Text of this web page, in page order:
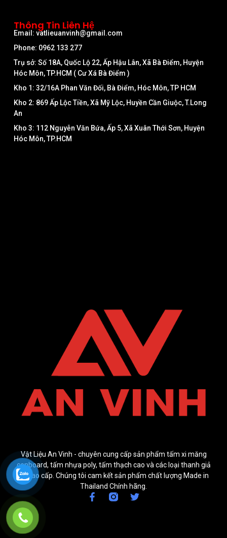
Vật Liệu An Vinh - chuyên cung cấp sản phẩm tấm xi măng
cenboard, tấm nhựa poly, tấm thạch cao và các loại thanh giả
gỗ cao cấp. Chúng tôi cam kết sản phẩm chất lượng Made in
Thailand Chính hãng.
Thông Tin Liên Hệ
Email: vatlieuanvinh@gmail.com
Phone: 0962 133 277
Trụ sở: Số 18A, Quốc Lộ 22, Ấp Hậu Lân, Xã Bà Điểm, Huyện
Hóc Môn, TP.HCM ( Cư Xá Bà Điểm )
Kho 1: 32/16A Phan Văn Đối, Bà Điểm, Hóc Môn, TP HCM
Kho 2: 869 Ấp Lộc Tiền, Xã Mỹ Lộc, Huyền Cần Giuộc, T.Long
An
Kho 3: 112 Nguyễn Văn Bứa, Ấp 5, Xã Xuân Thới Sơn, Huyện
Hóc Môn, TP.HCM